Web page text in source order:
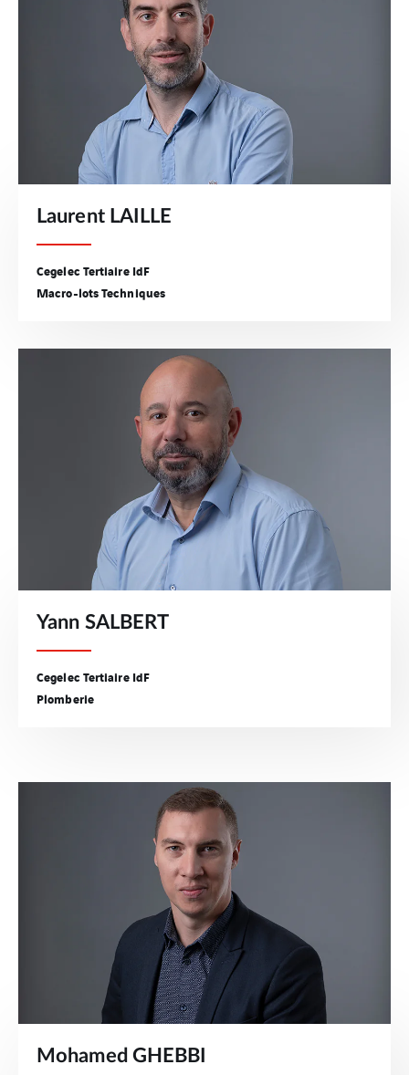
Laurent LAILLE
Cegelec Tertiaire IdF
Macro-lots Techniques
Yann SALBERT
Cegelec Tertiaire IdF
Plomberie
Mohamed GHEBBI